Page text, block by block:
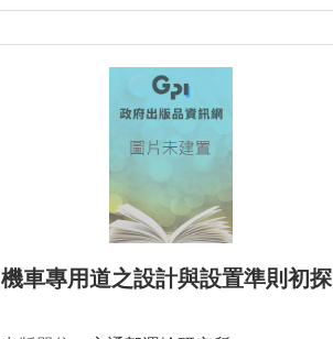
機車專用道之設計與設置準則初探